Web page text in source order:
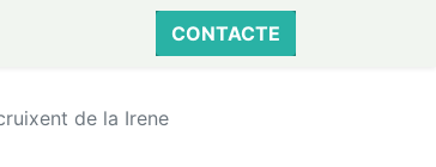
CONTACTE
de la Irene